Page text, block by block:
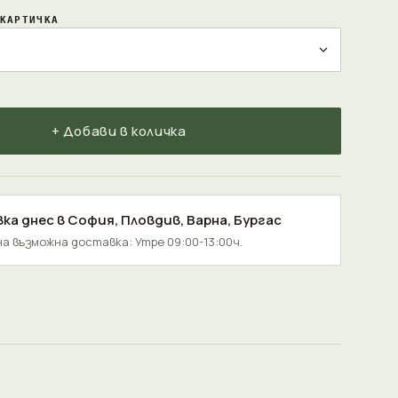
+ Добави в количка
днес вСофия, Пловдив, Варна, Бургас
възможна доставка: Утре 09:00-13:00ч.